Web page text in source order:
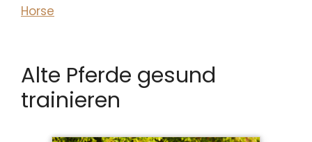
Horse
Alte Pferde gesund
trainieren